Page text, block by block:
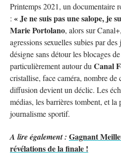
Printemps 2021, un documentaire
: « Je ne suis pas une salope, je
Marie Portolano, alors sur
agressions sexuelles subies par
désigne sans détour les blocages
particulièrement autour du Canal
cristallise, face caméra, nombre
diffusion devient un déclic. Les
médias, les barrières tombent, et
journalisme sportif.
A lire également : Gagnant
révélations de la finale !